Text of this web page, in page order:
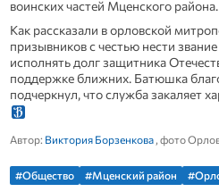
воинских частей Мценского района.
Как рассказали в орловской
призывников с честью нести
исполнять долг защитника
поддержке ближних. Батюшка
подчеркнул, что служба закаляет
Автор: Виктория Борзенкова, фото
#Общество #Мценский район